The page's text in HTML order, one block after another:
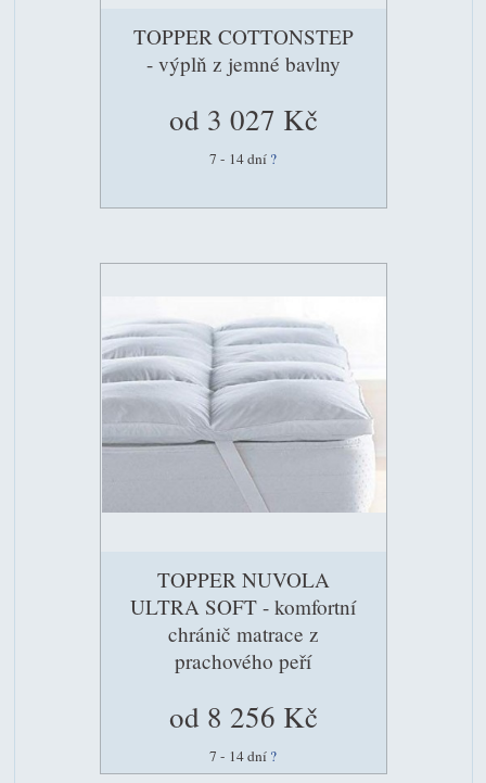
TOPPER COTTONSTEP
- výplň z jemné bavlny
od 3 027 Kč
7 - 14 dní ?
TOPPER NUVOLA
ULTRA SOFT - komfortní
chránič matrace z
prachového peří
od 8 256 Kč
7 - 14 dní ?